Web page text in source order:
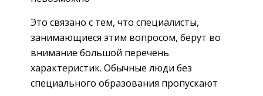
Это связано с тем, что специалисты,
занимающиеся этим вопросом, берут во
внимание большой перечень
характеристик. Обычные люди без
специального образования пропускают